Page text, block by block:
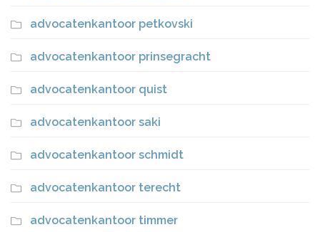
advocatenkantoor petkovski
advocatenkantoor prinsegracht
advocatenkantoor quist
advocatenkantoor saki
advocatenkantoor schmidt
advocatenkantoor terecht
advocatenkantoor timmer